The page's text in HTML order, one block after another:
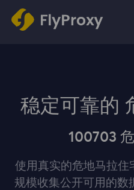
稳定可靠的
100703
使用真实的危地马拉住
规模收集公开可用的数